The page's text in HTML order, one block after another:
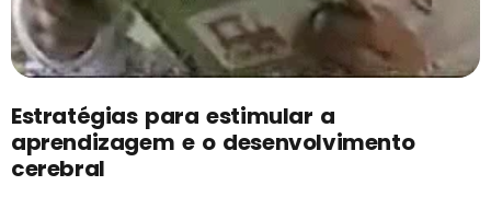
Estratégias para estimular a
aprendizagem e o desenvolvimento
cerebral